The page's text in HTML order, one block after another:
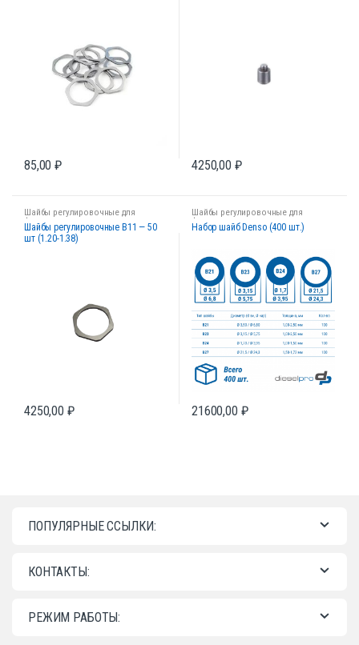
85,00₽ 4250,00 ₽
Шайбы регулировочные для
форсунок
Шайбы регулировочные B11 — 50
шт (1.20-1.38)
4250,00 ₽
Шайбы регулировочные для
форсунок
Набор шайб Denso (400 шт.)
21600,00 ₽
ПОПУЛЯРНЫЕ ССЫЛКИ:
КОНТАКТЫ:
РЕЖИМ РАБОТЫ: